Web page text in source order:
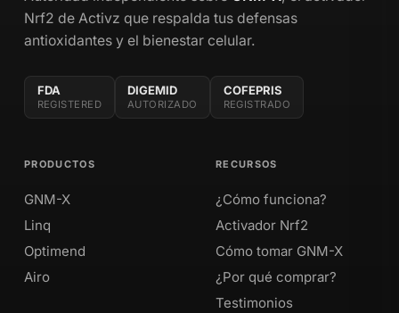
Nrf2 de Activz que respalda tus defensas
antioxidantes y el bienestar celular.
FDA
REGISTERED
DIGEMID
AUTORIZADO
COFEPRIS
REGISTRADO
PRODUCTOS
GNM-X
Linq
Optimend
Airo
RECURSOS
¿Cómo funciona?
Activador Nrf2
Cómo tomar GNM-X
¿Por qué comprar?
Testimonios